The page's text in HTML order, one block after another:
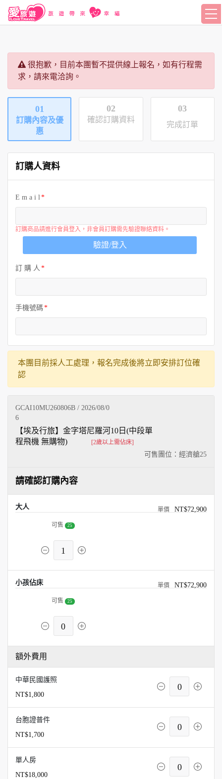
很抱歉，目前本團暫不提供線上報名，如有行程需
求，請來電洽詢。
01
訂購內容及優
惠
02
確認訂購資料
03
完成訂單
訂購人資料
E m a i l
訂購商品請進行會員登入，非會員訂購需先驗證聯絡資料。
驗證/登入
訂 購 人
手機號碼
本團目前採人工處理，報名完成後將立即安排訂位確
認
GCAI10MU260806B / 2026/08/0
6
可售團位：經濟艙25
【埃及行旅】金字塔尼羅河10日(中段單
程飛機 無購物)
[2歲以上需佔床]
請確認訂購內容
大人 NT$72,900
可售 25
1
小孩佔床 NT$72,900
可售 25
0
額外費用
中華民國護照
NT$1,800
0
台胞證普件
NT$1,700
0
單人房
NT$18,000
0